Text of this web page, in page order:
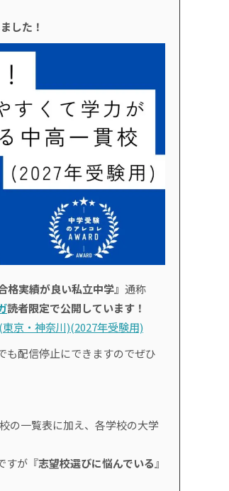
した！
格実績が良い私立中学』 通称
読者限定で公開しています！
京・神奈川)(2027年受験用)
も配信停止にできますのでぜひ
の一覧表に加え、各学校の大学
すが『志望校選びに悩んでいる 』